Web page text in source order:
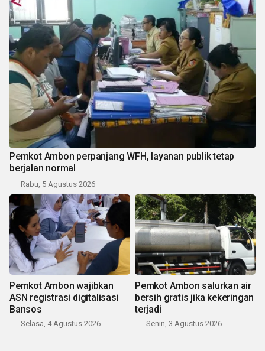
Pemkot Ambon perpanjang WFH, layanan publik tetap
berjalan normal
Rabu, 5 Agustus 2026
Pemkot Ambon wajibkan
ASN registrasi digitalisasi
Bansos
Selasa, 4 Agustus 2026
Pemkot Ambon salurkan air
bersih gratis jika kekeringan
terjadi
Senin, 3 Agustus 2026